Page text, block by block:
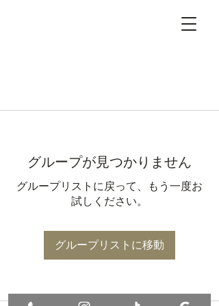
グループが見つかりません
グループリストに戻って、もう一度お
試しください。
グループリストに移動